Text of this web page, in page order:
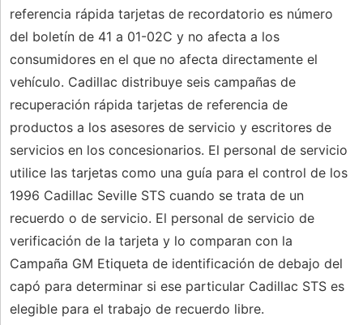
referencia rápida tarjetas de recordatorio es número
del boletín de 41 a 01-02C y no afecta a los
consumidores en el que no afecta directamente el
vehículo. Cadillac distribuye seis campañas de
recuperación rápida tarjetas de referencia de
productos a los asesores de servicio y escritores de
servicios en los concesionarios. El personal de servicio
utilice las tarjetas como una guía para el control de los
1996 Cadillac Seville STS cuando se trata de un
recuerdo o de servicio. El personal de servicio de
verificación de la tarjeta y lo comparan con la
Campaña GM Etiqueta de identificación de debajo del
capó para determinar si ese particular Cadillac STS es
elegible para el trabajo de recuerdo libre.